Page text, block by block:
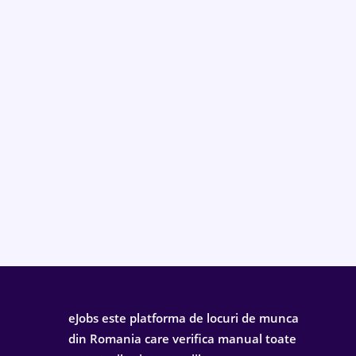
eJobs este platforma de locuri de munca
din Romania care verifica manual toate